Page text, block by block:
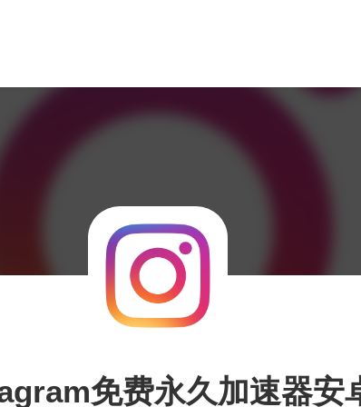
免费永久加速器安